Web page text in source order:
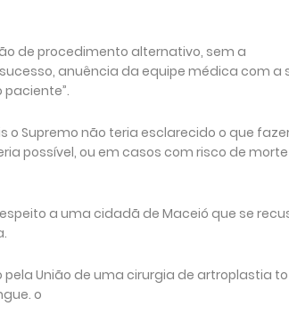
de procedimento alternativo, sem a
anuência da equipe médica com a
o Supremo não teria esclarecido o que
possível, ou em casos com risco de morte
a uma cidadã de Maceió que se
União de uma cirurgia de artroplastia
o